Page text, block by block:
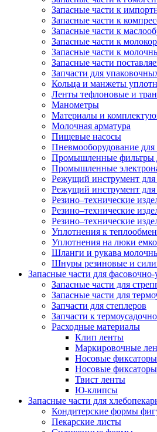
Запасные части к
Запасные части к
Запасные части к
Запасные части к
Запасные части к
Запасные части
Запчасти для
Кольца и манжеты
Ленты тефлоновые и
Манометры
Материалы и
Молочная арматура
Пищевые насосы
Пневмооборудование для
Промышленные фильтры
Промышленные
Режущий инструмент для
Режущий инструмент
Резино–технические
Резино–технические
Резино–технические
Уплотнения к
Уплотнения на люки
Шланги и рукава
Шнуры резиновые и
Запасные части для
Запасные части для
Запасные части для
Запчасти для степлеров
Запчасти к
Расходные материалы
Клип ленты
Маркировочные
Носовые
Носовые
Твист ленты
Ю-клипсы
Запасные части для
Кондитерские формы
Пекарские листы